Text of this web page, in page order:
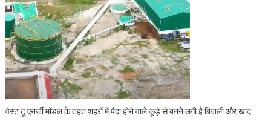
वेस्ट टू एनर्जी मॉडल के तहत शहरों में पैदा होने वाले कूड़े से बनने लगी है बिजली और खाद